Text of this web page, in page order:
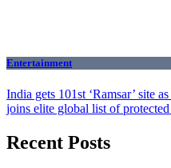
Entertainment
India gets 101st ‘Ramsar’ site
joins elite global list of
Recent Posts